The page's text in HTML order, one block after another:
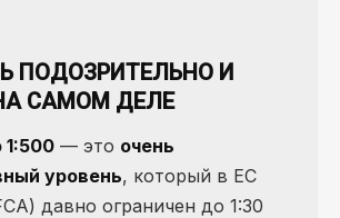
ПОДОЗРИТЕЛЬНО И
САМОМ ДЕЛЕ
1:500 — это очень
уровень, который в ЕС
давно ограничен до 1:30